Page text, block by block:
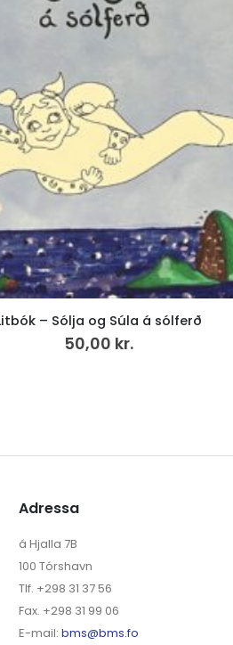
Saga Sumbinga 1.
500,00kr.
Adressa
á Hjalla 7B
100 Tórshavn
Tlf. +298 31 37 56
Fax. +298 31 99 06
E-mail: bms@bms.fo